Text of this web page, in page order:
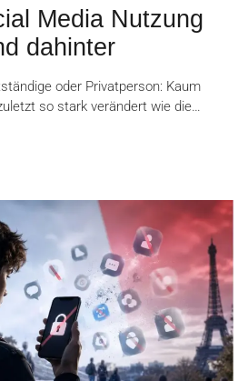
Media Nutzung
dahinter
oder Privatperson: Kaum
so stark verändert wie die…